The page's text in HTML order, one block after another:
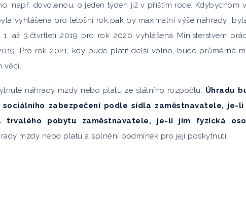
např. dovolenou, o jeden týden již v příštím roce. Kdybychom
vyhlášena pro letošní rok,pak by maximální výše náhrady
až 3.čtvrtletí 2019 pro rok 2020 vyhlášená Ministerstvem
Pro rok 2021, kdy bude platit delší volno, bude průměrná
věcí.
náhrady mzdy nebo platu ze státního rozpočtu. Úhradu
zabezpečení podle sídla zaměstnavatele, je-li
trvalého pobytu zaměstnavatele, je-li jím fyzická
mzdy nebo platu a splnění podmínek pro její poskytnutí.